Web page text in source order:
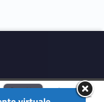
Accetta
Informativa